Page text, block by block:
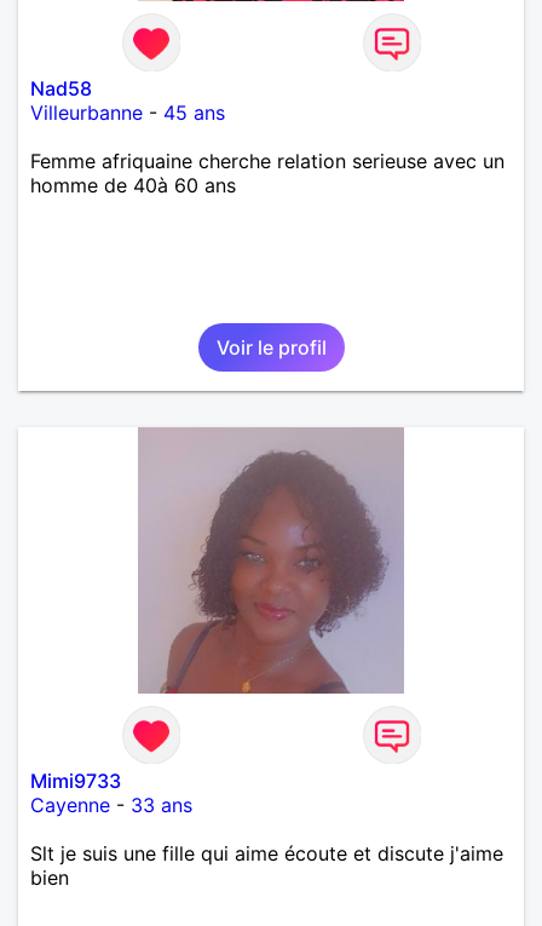
Nad58
Villeurbanne - 45 ans
Femme afriquaine cherche relation serieuse avec un
homme de 40à 60 ans
Voir le profil
Mimi9733
Cayenne - 33 ans
Slt je suis une fille qui aime écoute et discute j'aime
bien